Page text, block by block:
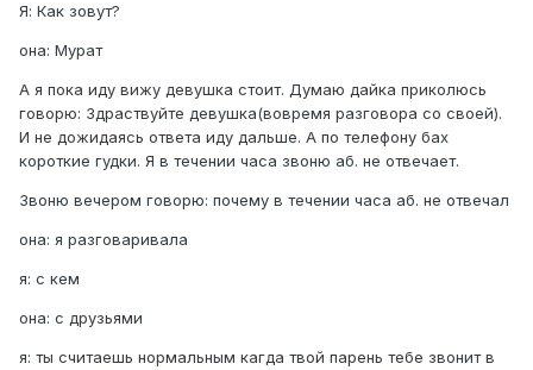
Я: Как зовут?
она: Мурат
А я пока иду вижу девушка стоит. Думаю дайка приколюсь
говорю: Здраствуйте девушка(вовремя разговора со своей).
И не дожидаясь ответа иду дальше. А по телефону бах
короткие гудки. Я в течении часа звоню аб. не отвечает.
Звоню вечером говорю: почему в течении часа аб. не отвечал
она: я разговаривала
я: с кем
она: с друзьями
я: ты считаешь нормальным кагда твой парень тебе звонит в